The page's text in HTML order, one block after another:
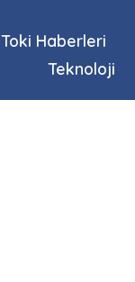
Toki Haberleri
Teknoloji